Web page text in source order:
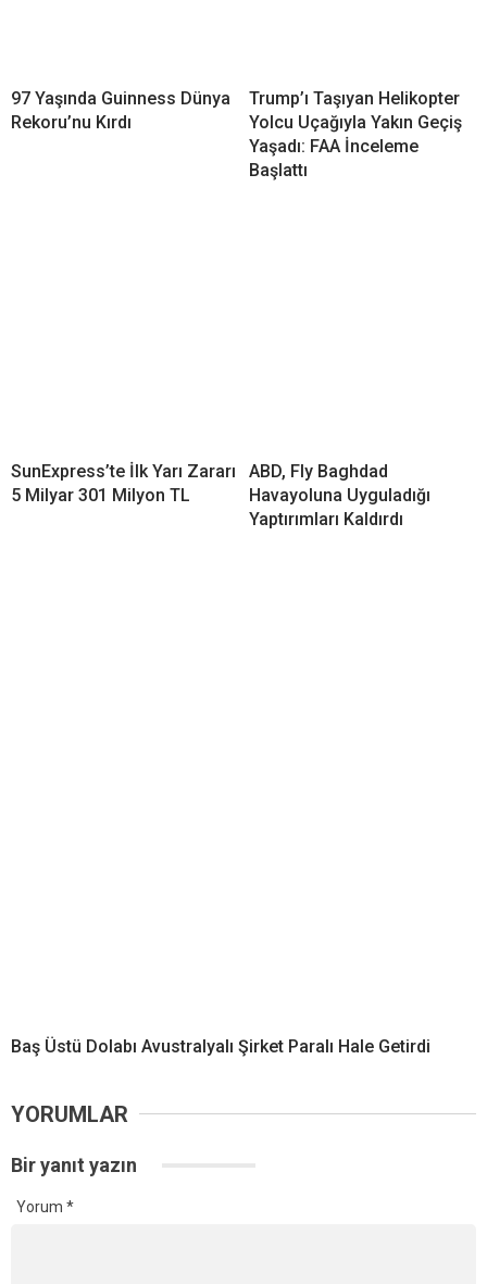
97 Yaşında Guinness Dünya
Rekoru’nu Kırdı
Trump’ı Taşıyan Helikopter
Yolcu Uçağıyla Yakın Geçiş
Yaşadı: FAA İnceleme
Başlattı
SunExpress’te İlk Yarı Zararı
5 Milyar 301 Milyon TL
ABD, Fly Baghdad
Havayoluna Uyguladığı
Yaptırımları Kaldırdı
Baş Üstü Dolabı Avustralyalı Şirket Paralı Hale Getirdi
YORUMLAR
Bir yanıt yazın
Yorum *